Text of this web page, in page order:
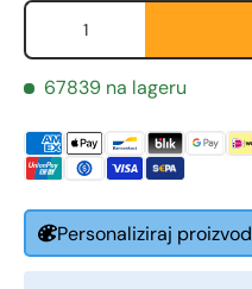
Fornavn
E-post
Količina
67839 na lageru
Personaliziraj proizvod